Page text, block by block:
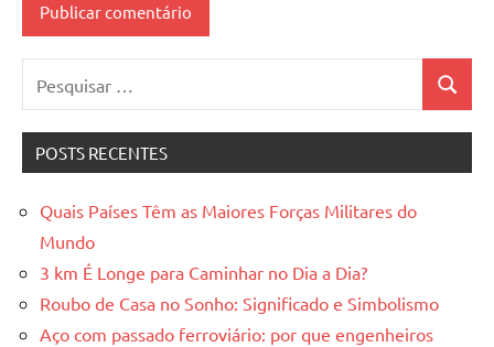
por:
POSTS RECENTES
Quais Países Têm as Maiores Forças Militares do
Mundo
3 km É Longe para Caminhar no Dia a Dia?
Roubo de Casa no Sonho: Significado e Simbolismo
Aço com passado ferroviário: por que engenheiros